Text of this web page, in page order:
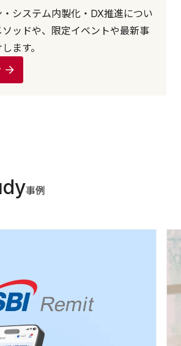
システム内製化・DX推進につい
ッドや、限定イベントや最新事
ます。
事例